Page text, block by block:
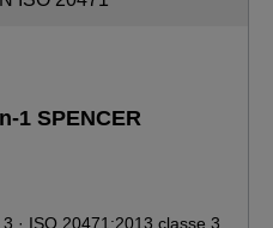
1 SPENCER
· ISO 20471:2013 classe 3